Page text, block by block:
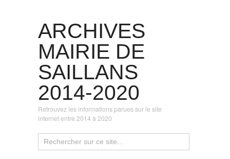
ARCHIVES
MAIRIE DE
SAILLANS
2014-2020
Retrouvez les informations parues sur le site
internet entre 2014 à 2020